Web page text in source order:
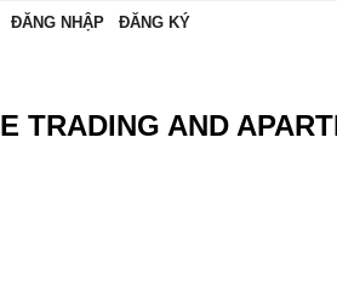
ĐĂNG NHẬP ĐĂNG KÝ
TRADING AND